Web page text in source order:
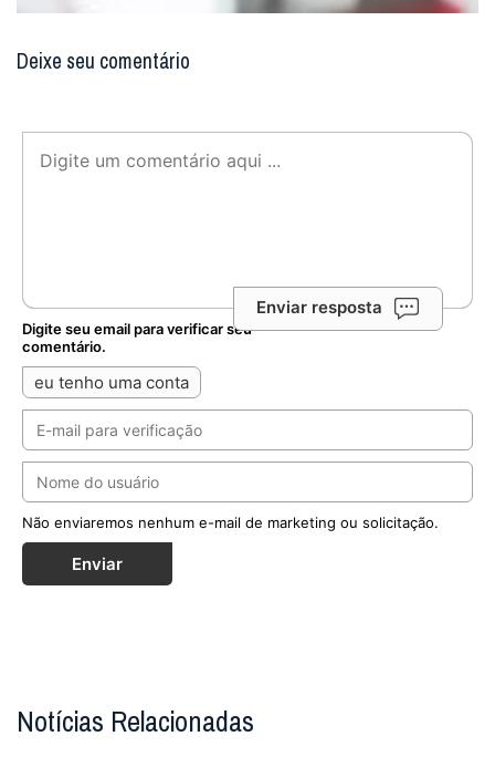
Deixe seu comentário
Enviar resposta
Digite seu email para verificar seu
comentário.
eu tenho uma conta
Não enviaremos nenhum e-mail de marketing ou solicitação.
Enviar
Notícias Relacionadas